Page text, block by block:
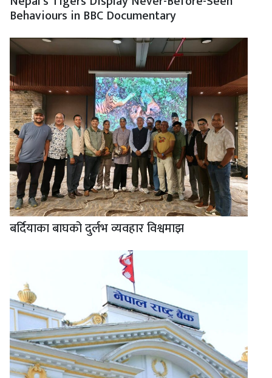
Behaviours in BBC Documentary
बर्दियाका बाघको दुर्लभ व्यवहार विश्वमाझ